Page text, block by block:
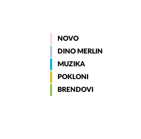
NOVO
DINO MERLIN
MUZIKA
POKLONI
BRENDOVI